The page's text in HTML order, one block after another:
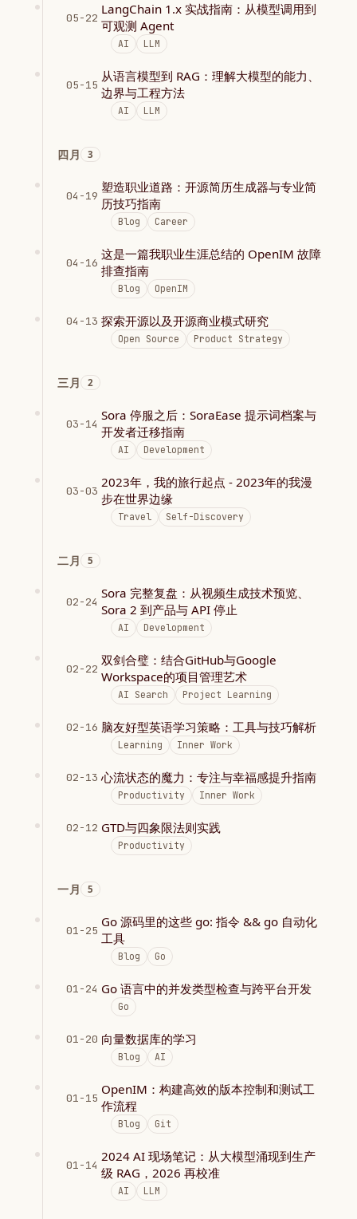
05-22
LangChain 1.x 实战指南：从模型调用到
可观测 Agent
AI LLM
05-15
从语言模型到 RAG：理解大模型的能力、
边界与工程方法
AI LLM
四月 3
04-19
塑造职业道路：开源简历生成器与专业简
历技巧指南
Blog Career
04-16
这是一篇我职业生涯总结的 OpenIM 故障
排查指南
Blog OpenIM
04-13 探索开源以及开源商业模式研究
Open Source Product Strategy
三月 2
03-14
Sora 停服之后：SoraEase 提示词档案与
开发者迁移指南
AI Development
03-03
2023年，我的旅行起点 - 2023年的我漫
步在世界边缘
Travel Self-Discovery
二月 5
02-24
Sora 完整复盘：从视频生成技术预览、
Sora 2 到产品与 API 停止
AI Development
02-22
双剑合璧：结合GitHub与Google
Workspace的项目管理艺术
AI Search Project Learning
02-16 脑友好型英语学习策略：工具与技巧解析
Learning Inner Work
02-13 心流状态的魔力：专注与幸福感提升指南
Productivity Inner Work
02-12 GTD与四象限法则实践
Productivity
一月 5
01-25
Go 源码里的这些 go: 指令 && go 自动化
工具
Blog Go
01-24 Go 语言中的并发类型检查与跨平台开发
Go
01-20 向量数据库的学习
Blog AI
01-15
OpenIM：构建高效的版本控制和测试工
作流程
Blog Git
01-14
2024 AI 现场笔记：从大模型涌现到生产
级 RAG，2026 再校准
AI LLM